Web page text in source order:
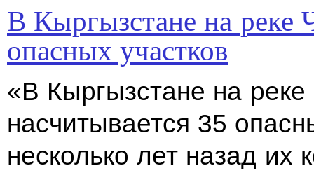
В Кыргызстане на реке
опасных участков
«В Кыргызстане на
насчитывается 35
несколько лет назад